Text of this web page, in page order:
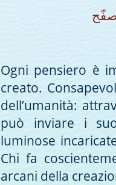
Ogni pensiero è
creato.
dell’umanità:
può inviare i
luminose
Chi fa
arcani della